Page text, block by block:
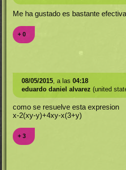
Me ha gustado es bastante efectiva
+ 0
08/05/2015, a las 04:18
eduardo daniel alvarez (united
como se resuelve esta expresion
x-2(xy-y)+4xy-x(3+y)
+ 3